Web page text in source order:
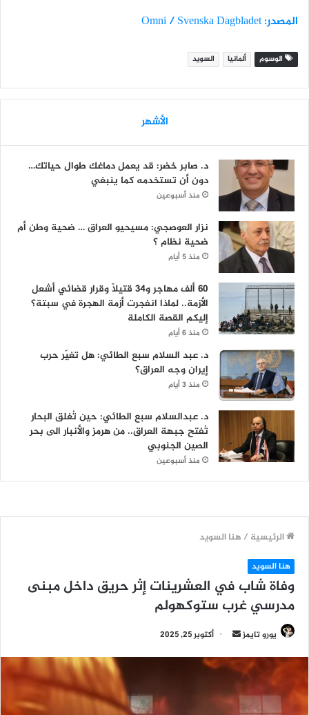
المصدر: Omni / Svenska Dagbladet
الوسوم ألمانيا السويد
الأشهر
د. صابر خضر: قد يعمل دماغك طوال حياتك…
دون أن تستخدمه كما ينبغي
منذ أسبوعين
نزار العوصجي: مسيحيو العراق … ضحية وطن أم
ضحية نظام ؟
منذ 5 أيام
60 ألف مهاجر و34 قتيلاً وقرار قضائي أشعل
الأزمة.. لماذا انفجرت أزمة الهجرة في سبتة؟
إليكم القصة الكاملة
منذ 6 أيام
د. عبد السلام سبع الطائي: هل تغيّر حرب
إيران وجه العراق؟
منذ 3 أيام
د. عبدالسلام سبع الطائي: حين تُغلق البحار
تُفتح جبهة العراق.. من هرمز والأنبار الى بحر
الصين الجنوبي
منذ أسبوعين